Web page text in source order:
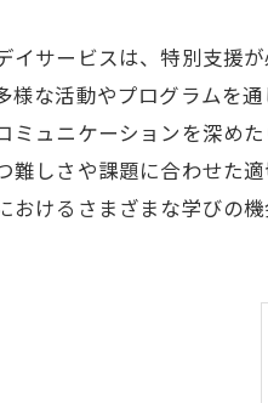
イサービスは、特別支援
様な活動やプログラムを
ミュニケーションを深め
難しさや課題に合わせた
おけるさまざまな学びの